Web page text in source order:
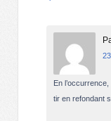
En
tir en refondant